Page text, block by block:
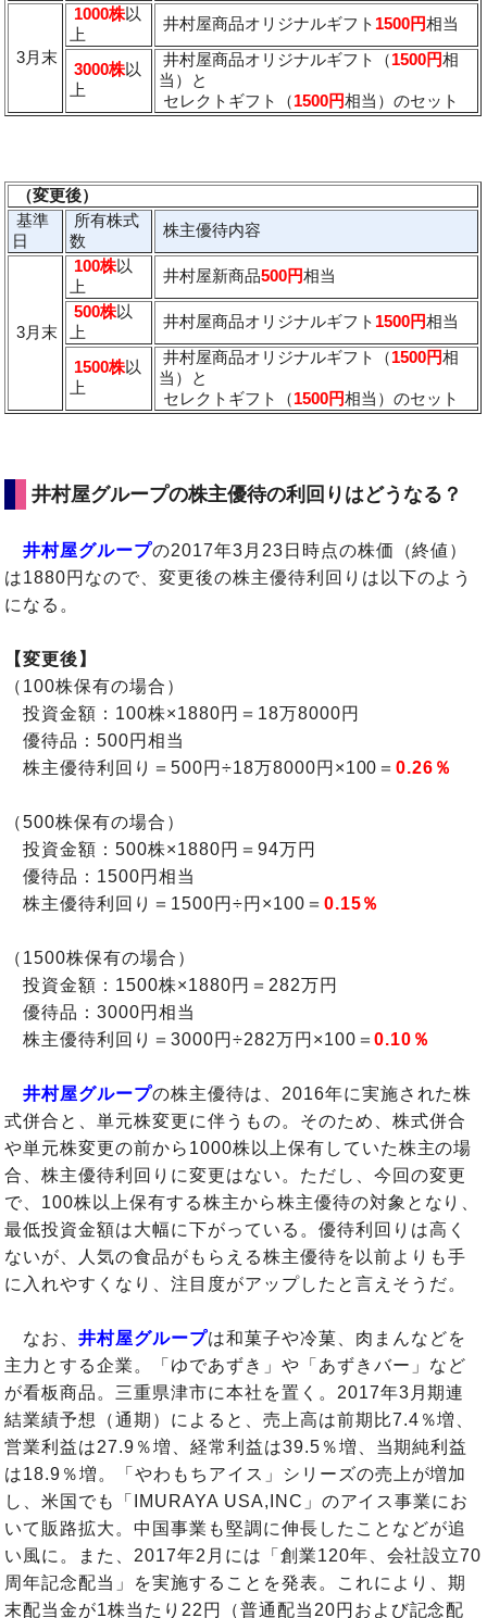
3月末
1000株以
上
井村屋商品オリジナルギフト 1500円相当
3000株以
上
井村屋商品オリジナルギフト（1500円相
当）と
セレクトギフト（1500円相当）のセット
（変更後）
基準
日
所有株式
数
株主優待内容
3月末
100株以
上
井村屋新商品500円相当
500株以
上
井村屋商品オリジナルギフト 1500円相当
1500株以
上
井村屋商品オリジナルギフト（1500円相
当）と
セレクトギフト（1500円相当）のセット
井村屋グループの株主優待の利回りはどうなる？
井村屋グループの2017年3月23日時点の株価（終値）
は1880円なので、変更後の株主優待利回りは以下のよう
になる。
【変更後】
（100株保有の場合）
投資金額：100株×1880円＝18万8000円
優待品：500円相当
株主優待利回り＝500円÷18万8000円×100＝0.26％
（500株保有の場合）
投資金額：500株×1880円＝94万円
優待品：1500円相当
株主優待利回り＝1500円÷円×100＝ 0.15％
（1500株保有の場合）
投資金額：1500株×1880円＝282万円
優待品：3000円相当
株主優待利回り＝3000円÷282万円×100＝0.10％
井村屋グループの株主優待は、2016年に実施された株
式併合と、単元株変更に伴うもの。そのため、株式併合
や単元株変更の前から1000株以上保有していた株主の場
合、株主優待利回りに変更はない。ただし、今回の変更
で、100株以上保有する株主から株主優待の対象となり、
最低投資金額は大幅に下がっている。優待利回りは高く
ないが、人気の食品がもらえる株主優待を以前よりも手
に入れやすくなり、注目度がアップしたと言えそうだ。
なお、井村屋グループは和菓子や冷菓、肉まんなどを
主力とする企業。「ゆであずき」や「あずきバー」など
が看板商品。三重県津市に本社を置く。2017年3月期連
結業績予想（通期）によると、売上高は前期比7.4％増、
営業利益は27.9％増、経常利益は39.5％増、当期純利益
は18.9％増。「やわもちアイス」シリーズの売上が増加
し、米国でも「IMURAYA USA,INC」のアイス事業にお
いて販路拡大。中国事業も堅調に伸長したことなどが追
い風に。また、2017年2月には「創業120年、会社設立70
周年記念配当」を実施することを発表。これにより、期
末配当金が1株当たり22円（普通配当20円および記念配